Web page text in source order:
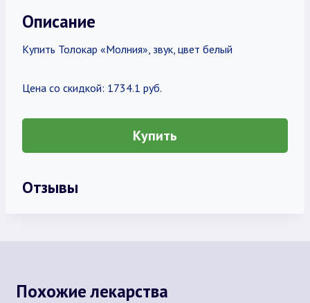
Описание
Купить Толокар «Молния», звук, цвет белый
Цена со скидкой: 1734.1 руб.
Купить
Отзывы
Похожие лекарства